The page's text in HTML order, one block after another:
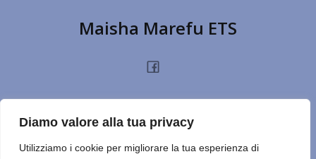
Diamo valore alla tua privacy
Utilizziamo i cookie per migliorare la tua esperienza di
Maisha Marefu ETS
HOMECHI SIAMOPROGETTINOTIZIEPRIVACY POLICY
TERMINI D’USOCONTATTIREPORT CERCA SUL SITONOTE